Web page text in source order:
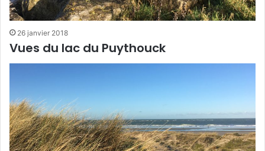
26 janvier 2018
Vues du lac du Puythouck